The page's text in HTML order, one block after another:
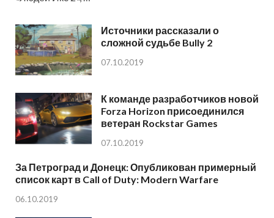
Источники рассказали о
сложной судьбе Bully 2
07.10.2019
К команде разработчиков новой
Forza Horizon присоединился
ветеран Rockstar Games
07.10.2019
За Петроград и Донецк: Опубликован примерный
список карт в Call of Duty: Modern Warfare
06.10.2019